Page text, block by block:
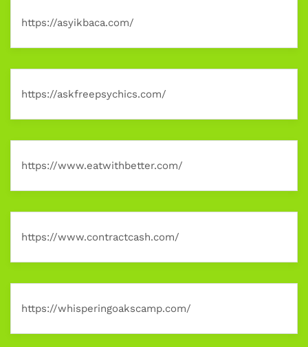
https://asyikbaca.com/
https://askfreepsychics.com/
https://www.eatwithbetter.com/
https://www.contractcash.com/
https://whisperingoakscamp.com/